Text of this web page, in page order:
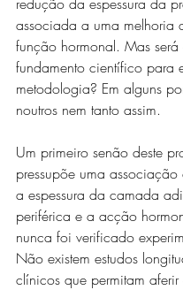
associada a uma melhoria
função hormonal. Mas será
fundamento científico para
metodologia? Em alguns
noutros nem tanto assim.
Um primeiro senão deste
pressupõe uma associação
a espessura da camada
periférica e a acção
nunca foi verificado
Não existem estudos
clínicos que permitam aferir